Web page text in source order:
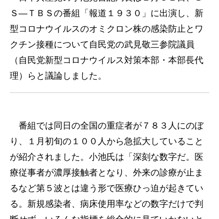
Ｓ―ＴＢＳの番組「報道１９３０」に出演し、新
型コロナウイルスのオミクロン株の感染防止とワ
クチン接種について自民党の武見敬三参院議員
（自民党新型コロナウイルス対策本部・本部長代
理）らと議論しました。
番組では同日の全国の重症者が７８３人にのぼ
り、１月初旬の１００人から急拡大していること
が紹介されました。小池氏は「深刻な数字だ。医
療従事者が濃厚接触者となり、外来の診療が止ま
るなど第５波とは違う形で医療ひっ迫が起きてい
る。新規感染者、病床使用率などの数字だけで判